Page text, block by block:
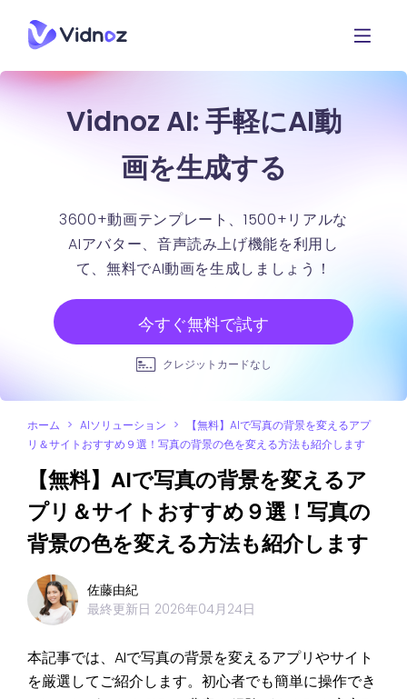
Vidnoz AI: 手軽にAI動
画を生成する
3600+動画テンプレート、1500+リアルな
AIアバター、音声読み上げ機能を利用し
て、無料でAI動画を生成しましょう！
今すぐ無料で試す
クレジットカードなし
ホーム > AIソリューション >
【無料】AIで写真の背景を変えるアプ
リ＆サイトおすすめ９選！写真の背景の色を変える方法も紹介します
【無料】AIで写真の背景を変えるア
プリ＆サイトおすすめ９選！写真の
背景の色を変える方法も紹介します
佐藤由紀
最終更新日 2026年04月24日
本記事では、AIで写真の背景を変えるアプリやサイト
を厳選してご紹介します。初心者でも簡単に操作でき